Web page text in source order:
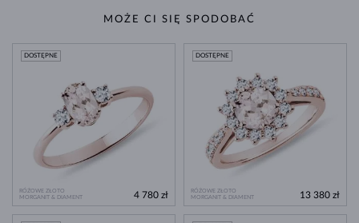
MOŻE CI SIĘ SPODOBAĆ
RÓŻOWE ZŁOTO
MORGANIT & DIAMENT
DOSTĘPNE
4 780 zł
RÓŻOWE ZŁOTO
MORGANIT & DIAMENT
DOSTĘPNE
13 380 zł